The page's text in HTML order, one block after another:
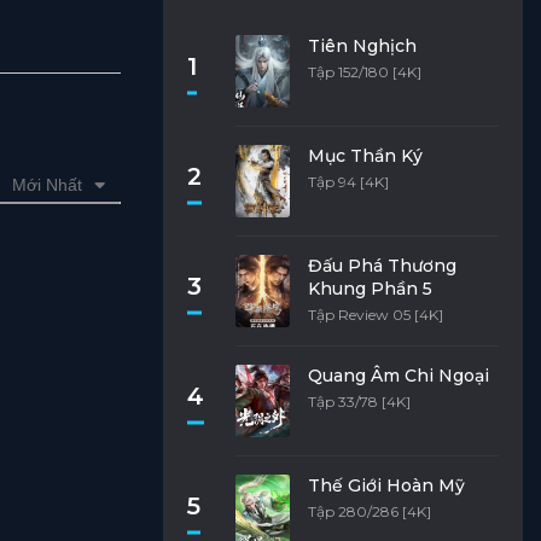
Mới Nhất
1
Tiên Nghịch
Tập 152/180 [4K]
2
Mục Thần Ký
Tập 94 [4K]
3
Đấu Phá Thương
Khung Phần 5
Tập Review 05 [4K]
4
Quang Âm Chi Ngoại
Tập 33/78 [4K]
5
Thế Giới Hoàn Mỹ
Tập 280/286 [4K]